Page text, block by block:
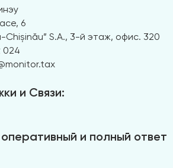
6
S.A., 3-й этаж, офис. 320
024
и Связи:
и полный ответ